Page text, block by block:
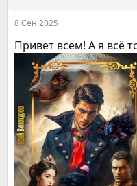
8 Сен 2025
Привет всем! А я всё